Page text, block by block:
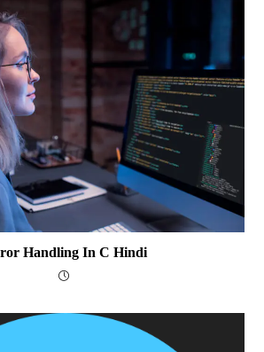
Handling In C Hindi